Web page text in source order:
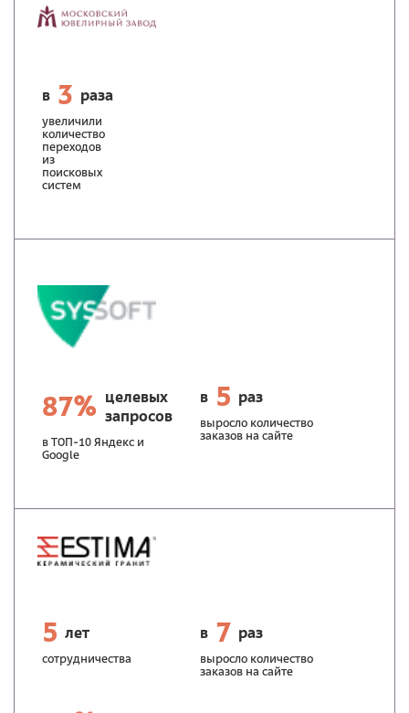
в 3 раза
увеличили
количество
переходов
из
поисковых
систем
87%
целевых
запросов
в ТОП-10 Яндекс и
Google
в 5 раз
выросло количество
заказов на сайте
5 лет
сотрудничества
в 7 раз
выросло количество
заказов на сайте